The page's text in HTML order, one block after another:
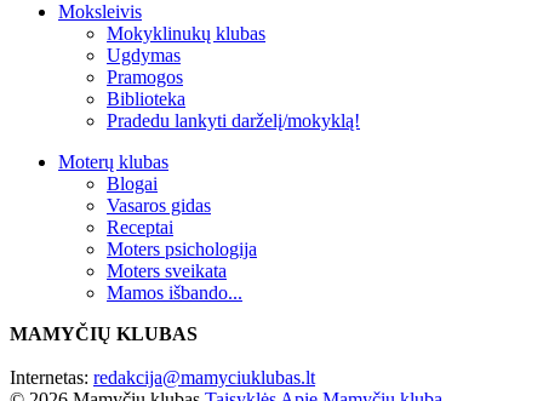
Moksleivis
Mokyklinukų klubas
Ugdymas
Pramogos
Biblioteka
Pradedu lankyti darželį/mokyklą!
Moterų klubas
Blogai
Vasaros gidas
Receptai
Moters psichologija
Moters sveikata
Mamos išbando...
MAMYČIŲ KLUBAS
Internetas: redakcija@mamyciuklubas.lt